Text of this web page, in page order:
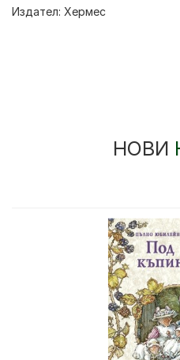
Издател: Хермес
НОВИ